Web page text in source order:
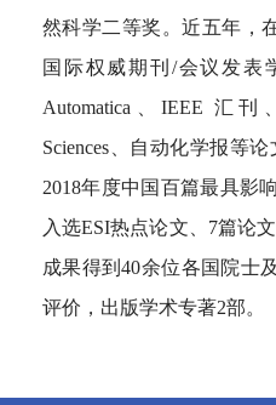
然科学二等奖。近五年，
国际权威期刊/会议发表
Automatica、IEEE 汇刊
Sciences、自动化学报等
2018年度中国百篇最具影
入选ESI热点论文、7篇论
成果得到40余位各国院士
评价，出版学术专著2部。